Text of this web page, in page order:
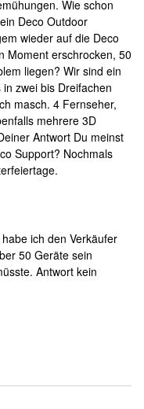
Wie schon
Deco Outdoor
wieder auf die Deco
Moment erschrocken, 50
liegen? Wir sind ein
zwei bis Dreifachen
masch. 4 Fernseher,
mehrere 3D
Antwort Du meinst
Support? Nochmals
ich den Verkäufer
50 Geräte sein
Antwort kein